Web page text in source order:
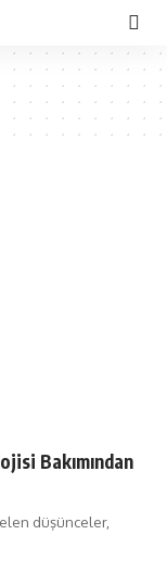
Bakımından
düşünceler,